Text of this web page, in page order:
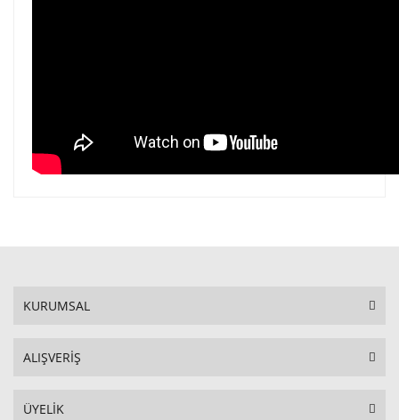
KURUMSAL
ALIŞVERİŞ
ÜYELİK